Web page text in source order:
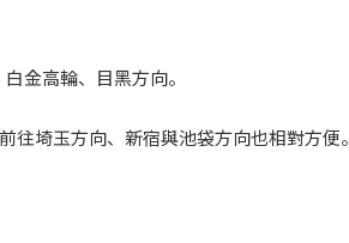
金高輪、目黑方向。
往埼玉方向、新宿與池袋方向也相對方便。